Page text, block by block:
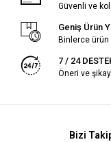
Güvenli ve
Geniş Ürün
Binlerce ürün
7 / 24
Öneri ve
Bizi